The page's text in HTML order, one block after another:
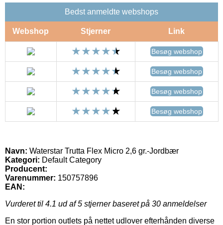
Bedst anmeldte webshops
Webshop Stjerner Link
Besøg webshop
Besøg webshop
Besøg webshop
Besøg webshop
Navn: Waterstar Trutta Flex Micro 2,6 gr.-Jordbær
Kategori: Default Category
Producent:
Varenummer: 150757896
EAN:
Vurderet til 4.1 ud af 5 stjerner baseret på 30 anmeldelser
En stor portion outlets på nettet udlover efterhånden diverse